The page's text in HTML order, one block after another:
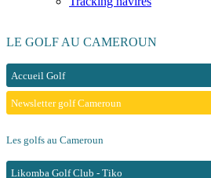
LE GOLF AU CAMEROUN
Accueil Golf
Newsletter golf Cameroun
Les golfs au Cameroun
Likomba Golf Club - Tiko